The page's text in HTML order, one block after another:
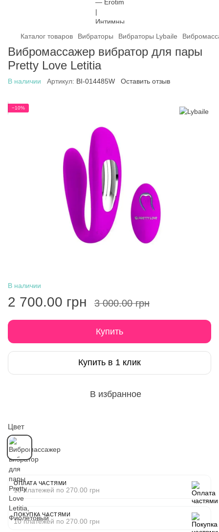
Каталог товаров Вибраторы Вибраторы Lybaile
Вибромассажер вибратор для пары
Pretty Love Letitia
В наличии Артикул: BI-014485W Оставить отзыв
−10%
В наличии
2 700.00 грн 3 000.00 грн
Купить
Купить в 1 клик
В избранное
Цвет
ОПЛАТА ЧАСТЯМИ
10 платежей по 270.00 грн
ПОКУПКА ЧАСТЯМИ
10 платежей по 270.00 грн